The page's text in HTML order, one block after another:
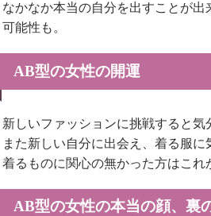
なかなか本当の自分を出すことが
可能性も。
AB型の女性の開運
新しいファッションに挑戦すると気
また新しい自分に出会え、着る服に
着るものに関心の無かった方はこれ
AB型の女性の本当の顔、裏